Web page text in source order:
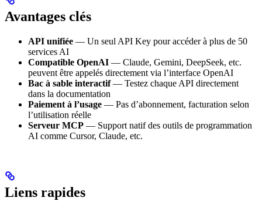
Avantages clés
API unifiée — Un seul API Key pour accéder à plus de 50
services AI
Compatible OpenAI — Claude, Gemini, DeepSeek, etc.
peuvent être appelés directement via l’interface OpenAI
Bac à sable interactif— Testez chaque API directement
dans la documentation
Paiement à l’usage — Pas d’abonnement, facturation selon
l’utilisation réelle
Serveur MCP — Support natif des outils de programmation
AI comme Cursor, Claude, etc.
Liens rapides